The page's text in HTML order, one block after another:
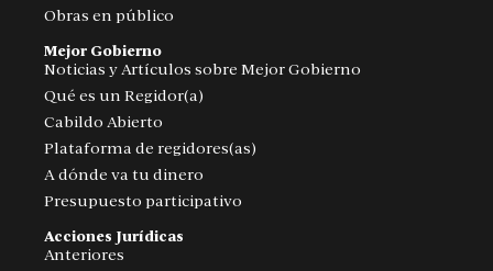
Obras en público
Mejor Gobierno
Noticias y Artículos sobre Mejor Gobierno
Qué es un Regidor(a)
Cabildo Abierto
Plataforma de regidores(as)
A dónde va tu dinero
Presupuesto participativo
Acciones Jurídicas
Anteriores